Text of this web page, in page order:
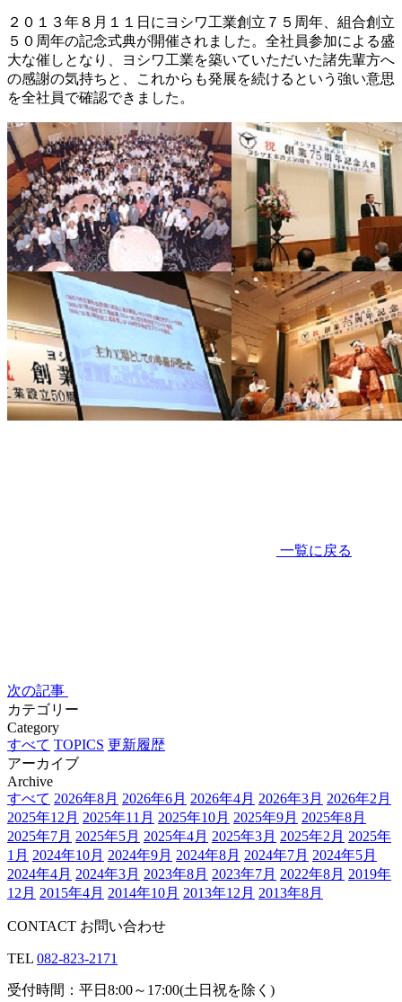
２０１３年８月１１日にヨシワ工業創立７５周年、組合創立
５０周年の記念式典が開催されました。全社員参加による盛
大な催しとなり、ヨシワ工業を築いていただいた諸先輩方へ
の感謝の気持ちと、これからも発展を続けるという強い意思
を全社員で確認できました。
一覧に戻る
次の記事
カテゴリー
Category
すべて TOPICS 更新履歴
アーカイブ
Archive
すべて 2026年8月 2026年6月 2026年4月 2026年3月 2026年2月
2025年12月 2025年11月 2025年10月 2025年9月 2025年8月
2025年7月 2025年5月 2025年4月 2025年3月 2025年2月 2025年
1月 2024年10月 2024年9月 2024年8月 2024年7月 2024年5月
2024年4月 2024年3月 2023年8月 2023年7月 2022年8月 2019年
12月 2015年4月 2014年10月 2013年12月 2013年8月
CONTACT お問い合わせ
TEL 082-823-2171
受付時間：平日8:00～17:00(土日祝を除く)